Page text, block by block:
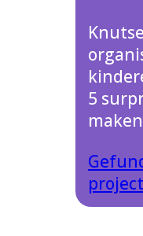
5
project